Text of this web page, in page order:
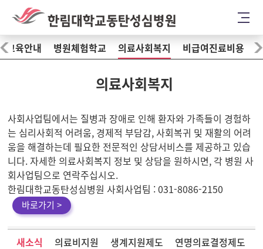
교육안내 병원체험학교 의료사회복지 비급여진료비용
의료사회복지
사회사업팀에서는 질병과 장애로 인해 환자와 가족들이 경험하
는 심리사회적 어려움, 경제적 부담감, 사회복귀 및 재활의 어려
움을 해결하는데 필요한 전문적인 상담서비스를 제공하고 있습
니다. 자세한 의료사회복지 정보 및 상담을 원하시면, 각 병원 사
회사업팀으로 연락주십시오.
한림대학교동탄성심병원 사회사업팀 : 031-8086-2150
바로가기 >
새소식 의료비지원 생계지원제도 연명의료결정제도